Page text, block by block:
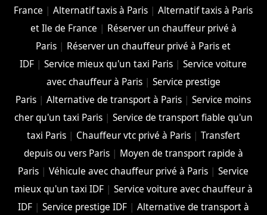
France |Alternatif taxis à Paris |Alternatif taxis à Paris
et Ile de France | Réserver un chauffeur privé à
Paris | Réserver un chauffeur privé à Paris et
IDF |Service mieux qu'un taxi Paris |Service voiture
avec chauffeur à Paris| Service prestige
Paris |Alternative de transport à Paris |Service moins
cher qu'un taxi Paris| Service de transport fiable qu'un
taxi Paris| Chauffeur vtc privé à Paris| Transfert
depuis ou vers Paris| Moyen de transport rapide à
Paris |Véhicule avec chauffeur privé à Paris |Service
mieux qu'un taxi IDF| Service voiture avec chauffeur à
IDF| Service prestige IDF| Alternative de transport à